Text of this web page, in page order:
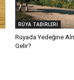
RÜYA TABİRLERİ
Rüyada Yedeğine
Gelir?